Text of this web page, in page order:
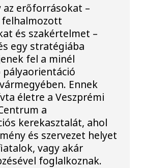
az erőforrásokat –
és szakértelmet –
egy stratégiába
fel a minél
Ennek
életre a Veszprémi
a
kerekasztalát, ahol
és szervezet helyet
vagy akár
foglalkoznak.